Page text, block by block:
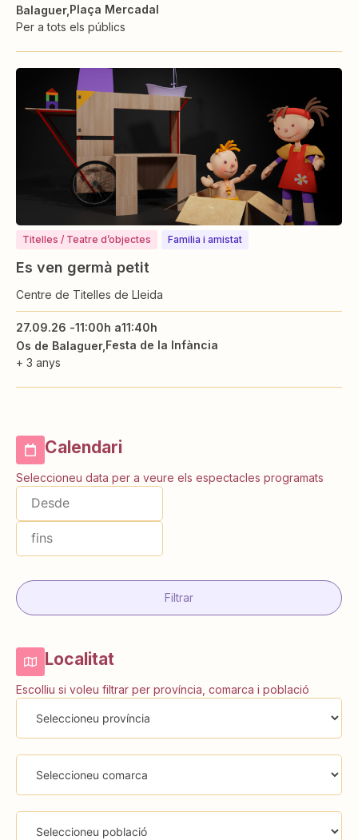
Calendari
Seleccioneu data per a veure els espectacles programats
Filtrar
Localitat
Escolliu si voleu filtrar per província, comarca i població
Balaguer Plaça Mercadal
Per a tots els públics
Titelles / Teatre d’objectes ⁠⁠Familia i amistat
Es ven germà petit
Centre de Titelles de Lleida
27.09.26 -11:00h a11:40h
Os de Balaguer Festa de la Infància
+ 3 anys